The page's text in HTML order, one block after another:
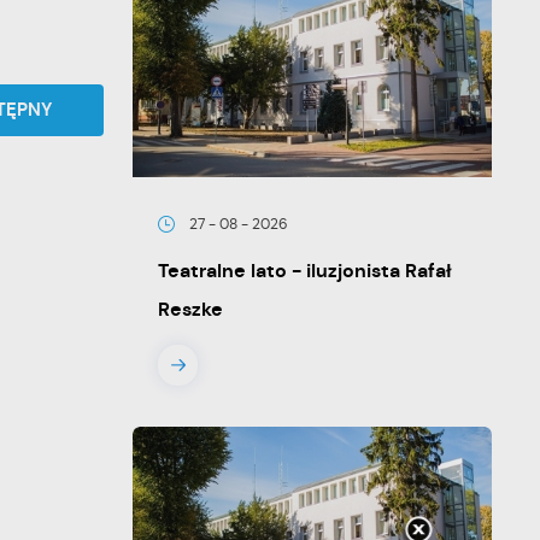
27 - 08 - 2026
Teatralne lato - iluzjonista Rafał
Reszke